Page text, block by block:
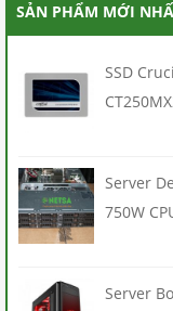
LIÊN
HỆ
SẢN PHẨM MỚI
SSD
Server
750W
Server